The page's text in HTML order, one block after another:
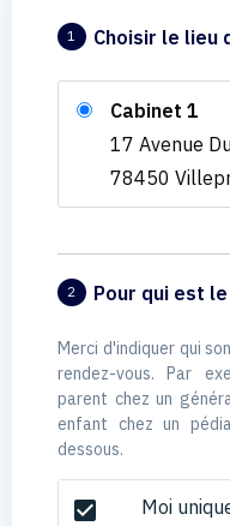
1 Choisir le lieu
Cabinet 1
17 Avenue
78450
2 Pour qui est
Merci d'indiquer qui
rendez-vous. Par
parent chez un
enfant chez un
dessous.
check_box Moi